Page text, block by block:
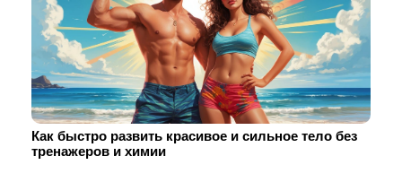
Как быстро развить красивое и сильное тело без
тренажеров и химии